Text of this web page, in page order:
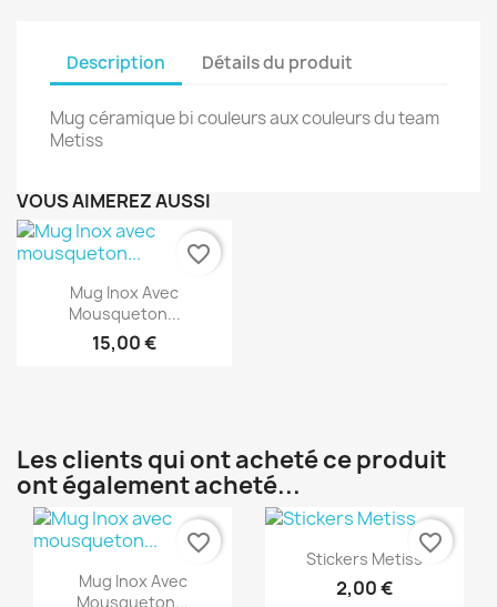
Description Détails du produit
Mug céramique bi couleurs aux couleurs du team
Metiss
VOUS AIMEREZ AUSSI
Aperçu rapide
Mug Inox Avec
Mousqueton...
15,00 €
favorite_border
Les clients qui ont acheté ce produit
ont également acheté...
Aperçu rapide
Mug Inox Avec
Mousqueton...
favorite_border Aperçu rapide
Stickers Metiss
2,00 €
favorite_border